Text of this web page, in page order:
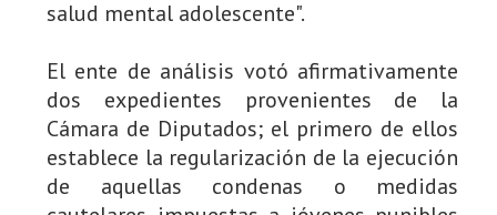
salud mental adolescente".
El ente de análisis votó afirmativamente
dos expedientes provenientes de la
Cámara de Diputados; el primero de ellos
establece la regularización de la ejecución
de aquellas condenas o medidas